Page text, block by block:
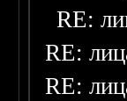
RE:
RE:
RE: